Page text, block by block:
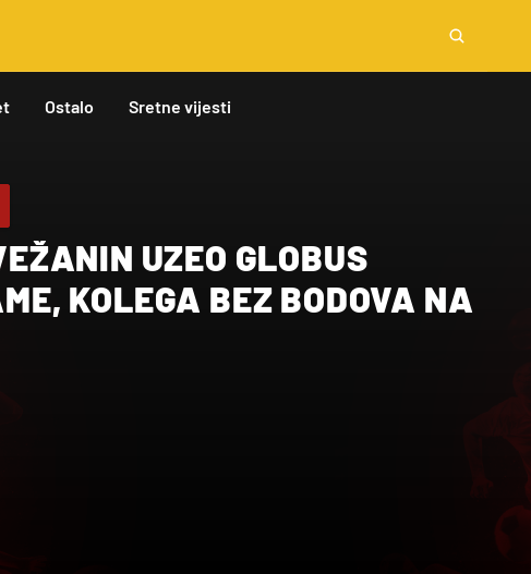
Ostalo Sretne vijesti
UZEO GLOBUS
KOLEGA BEZ BODOVA NA